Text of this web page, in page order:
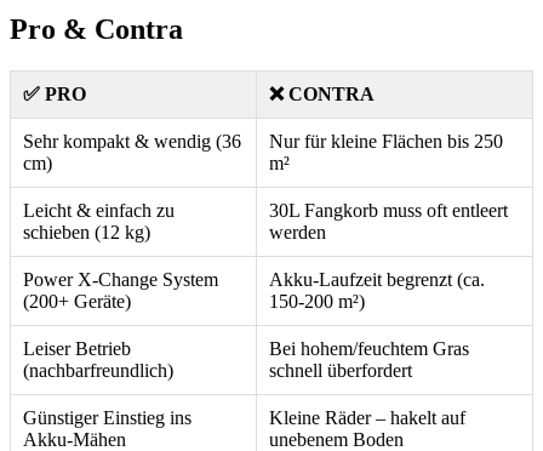
Pro & Contra
✅ PRO ❌ CONTRA
Sehr kompakt & wendig (36
cm)
Nur für kleine Flächen bis 250
m²
Leicht & einfach zu
schieben (12 kg)
30L Fangkorb muss oft entleert
werden
Power X-Change System
(200+ Geräte)
Akku-Laufzeit begrenzt (ca.
150-200 m²)
Leiser Betrieb
(nachbarfreundlich)
Bei hohem/feuchtem Gras
schnell überfordert
Günstiger Einstieg ins
Akku-Mähen
Kleine Räder – hakelt auf
unebenem Boden